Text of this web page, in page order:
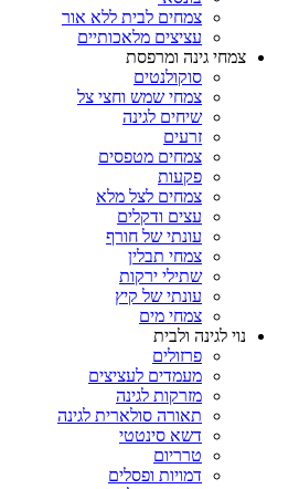
צמחים לבית ללא אור
עציצים מלאכותיים
צמחי גינה ומרפסת
סוקולנטים
צמחי שמש וחצי צל
שיחים לגינה
זרעים
צמחים מטפסים
פקעות
צמחים לצל מלא
עצים ודקלים
עונתי של חורף
צמחי תבלין
שתילי ירקות
עונתי של קיץ
צמחי מים
נוי לגינה ולבית
פרזולים
מעמדים לעציצים
מזרקות לגינה
תאורה סולארית לגינה
דשא סינטטי
טרריום
דמויות ופסלים